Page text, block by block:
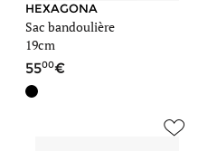
HEXAGONA
Sac bandoulière
19cm
5500